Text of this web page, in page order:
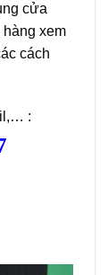
cửa
xem
cách
: